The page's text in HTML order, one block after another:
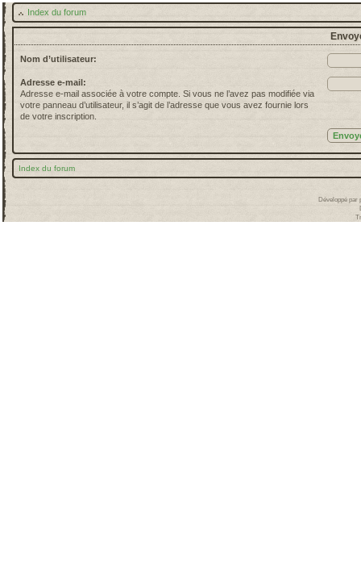
Index du forum
Nom d’utilisateur:
Adresse e-mail:
Adresse e-mail associée à votre compte. Si vous ne l’avez pas modifiée via
votre panneau d’utilisateur, il s’agit de l’adresse que vous avez fournie lors
de votre inscription.
Index du forum
Développé par